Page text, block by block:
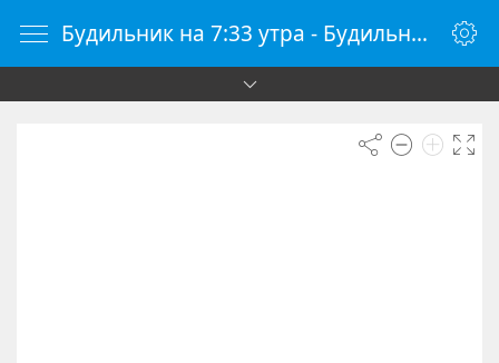
Будильник на 7:33 утра - Будильник онлайн - Будилки.ру